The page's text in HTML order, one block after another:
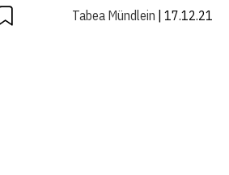
Tabea Mündlein | 17.12.21